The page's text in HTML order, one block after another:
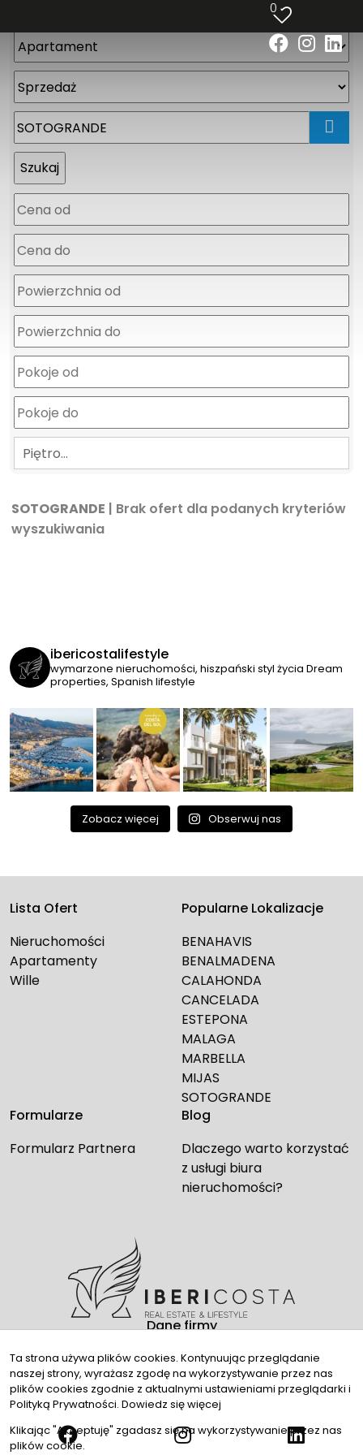
0
Piętro…
SOTOGRANDE | Brak ofert dla podanych kryteriów
wyszukiwania
ibericostalifestyle
wymarzone nieruchomości, hiszpański styl życia Dream
properties, Spanish lifestyle
Zobacz więcej Obserwuj nas
Lista Ofert
Nieruchomości
Apartamenty
Wille
Popularne Lokalizacje
BENAHAVIS
BENALMADENA
CALAHONDA
CANCELADA
ESTEPONA
MALAGA
MARBELLA
MIJAS
SOTOGRANDE
Formularze
Formularz Partnera
Blog
Dlaczego warto korzystać
z usługi biura
nieruchomości?
Dane firmy
Kontakt
Media społecznościowe
Ta strona używa plików cookies. Kontynuując przeglądanie
naszej strony, wyrażasz zgodę na wykorzystywanie przez nas
plików cookies zgodnie z aktualnymi ustawieniami przeglądarki i
Polityką Prywatności. Dowiedz się więcej
Klikając "Akceptuję" zgadasz się na wykorzystywanie przez nas
plików cookie.